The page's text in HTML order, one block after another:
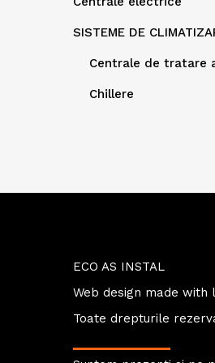
SISTEME DE
Centrale de tratare
Chillere
ECO AS INSTAL
Web design made with
Toate drepturile